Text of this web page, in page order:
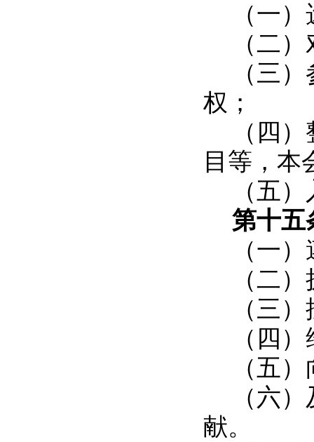
（一
（二
（三
权；
（四
目等，本
（五
第十
（一
（二
（三
（四
（五
（六
献。